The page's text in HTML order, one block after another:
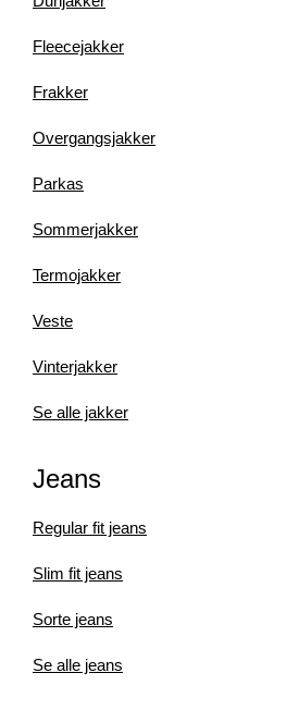
Fleecejakker
Frakker
Overgangsjakker
Parkas
Sommerjakker
Termojakker
Veste
Vinterjakker
Se alle jakker
Jeans
Regular fit jeans
Slim fit jeans
Sorte jeans
Se alle jeans